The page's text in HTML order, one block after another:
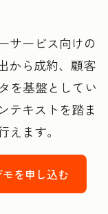
サービス向けの
から成約、顧客
を基盤としてい
テキストを踏ま
ます。
を申し込む